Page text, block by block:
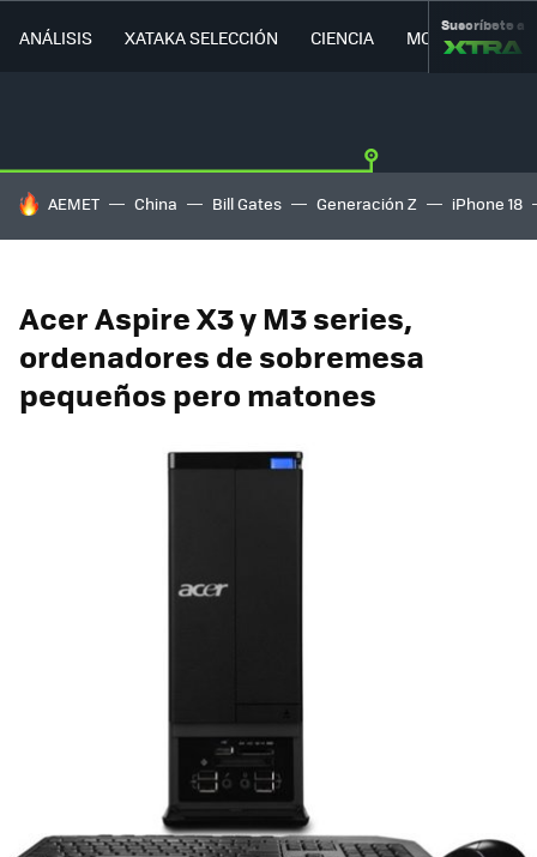
ANÁLISIS XATAKA SELECCIÓN CIENCIA MOVILIDAD
Suscríbete a
HOY SE HABLA DE
AEMET China Bill Gates Generación Z iPhone 18
Acer Aspire X3 y M3 series,
ordenadores de sobremesa
pequeños pero matones